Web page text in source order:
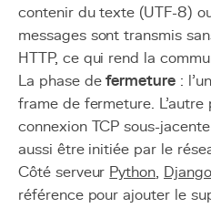
contenir du texte (UTF-8)
messages sont transmis
HTTP, ce qui rend la
La phase defermeture :
frame de fermeture.
connexion TCP sous-
aussi être initiée par le
Côté serveur Python, Django
référence pour ajouter le